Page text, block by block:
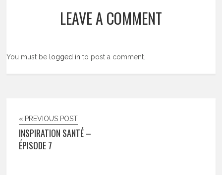
LEAVE A COMMENT
You must be logged in to post a comment.
« PREVIOUS POST
INSPIRATION SANTÉ –
ÉPISODE 7